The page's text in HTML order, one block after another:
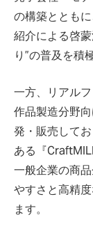
の構築ととも
紹介による啓
り”の普及を積
一方、リアル
作品製造分野
発・販売して
ある『
一般企業の商
やすさと高精
ます。